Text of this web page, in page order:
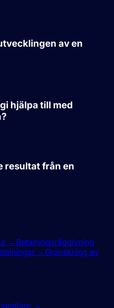
av en
hjälpa till med
resultat från en
→ Betalningsrådgivning
→ Granskning av
→